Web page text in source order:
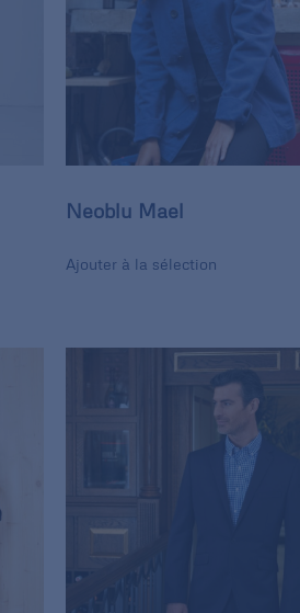
Neoblu Mael
Ajouter à la sélection